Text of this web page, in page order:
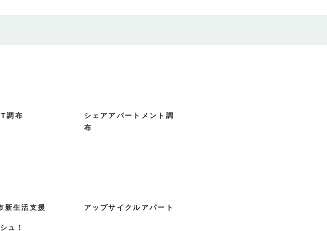
調布
シェアアパートメント調
布
新生活支援 アップサイクルアパート
ュ！